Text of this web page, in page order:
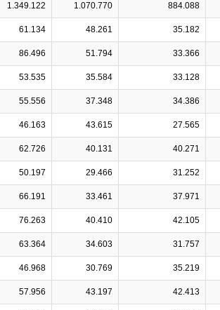
1.349.122 1.070.770 884.088
61.134 48.261 35.182
86.496 51.794 33.366
53.535 35.584 33.128
55.556 37.348 34.386
46.163 43.615 27.565
62.726 40.131 40.271
50.197 29.466 31.252
66.191 33.461 37.971
76.263 40.410 42.105
63.364 34.603 31.757
46.968 30.769 35.219
57.956 43.197 42.413